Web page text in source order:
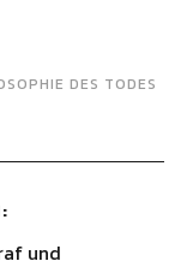
DES TODES
und